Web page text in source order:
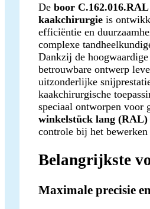
De boor
kaakchirurgie is
efficiëntie en
complexe
Dankzij de
betrouwbare ontwerp
uitzonderlijke
kaakchirurgische
speciaal ontworpen voor
winkelstück lang (RAL)
controle bij het
Belangrijkste
Maximale precisie